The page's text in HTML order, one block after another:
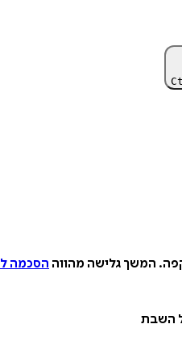
המשך גלישה מהווה הסכמה
השבת